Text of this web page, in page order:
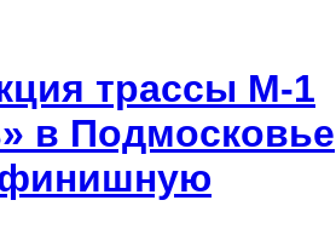
трассы М-1
в Подмосковье